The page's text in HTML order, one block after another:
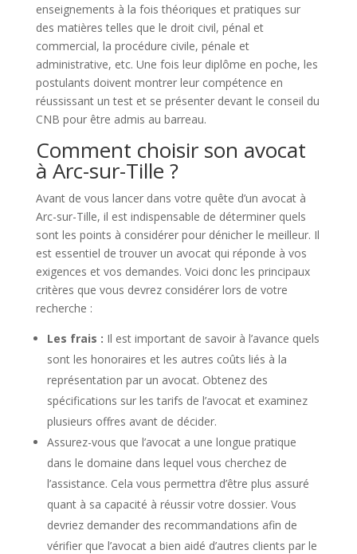
enseignements à la fois théoriques et pratiques sur
des matières telles que le droit civil, pénal et
commercial, la procédure civile, pénale et
administrative, etc. Une fois leur diplôme en poche, les
postulants doivent montrer leur compétence en
réussissant un test et se présenter devant le conseil du
CNB pour être admis au barreau.
Comment choisir son avocat
à Arc-sur-Tille ?
Avant de vous lancer dans votre quête d’un avocat à
Arc-sur-Tille, il est indispensable de déterminer quels
sont les points à considérer pour dénicher le meilleur. Il
est essentiel de trouver un avocat qui réponde à vos
exigences et vos demandes. Voici donc les principaux
critères que vous devrez considérer lors de votre
recherche :
Les frais : Il est important de savoir à l’avance quels
sont les honoraires et les autres coûts liés à la
représentation par un avocat. Obtenez des
spécifications sur les tarifs de l’avocat et examinez
plusieurs offres avant de décider.
Assurez-vous que l’avocat a une longue pratique
dans le domaine dans lequel vous cherchez de
l’assistance. Cela vous permettra d’être plus assuré
quant à sa capacité à réussir votre dossier. Vous
devriez demander des recommandations afin de
vérifier que l’avocat a bien aidé d’autres clients par le